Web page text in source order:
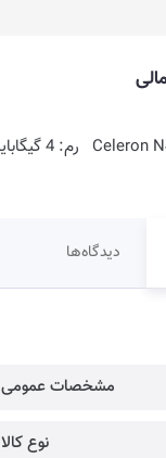
دیدگاه‌ها
مشخصات عمومی
نوع کالا